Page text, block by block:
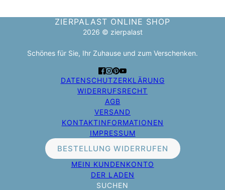
ZIERPALAST ONLINE SHOP
2026 © zierpalast
Schönes für Sie, Ihr Zuhause und zum Verschenken.
DATENSCHUTZERKLÄRUNG
WIDERRUFSRECHT
AGB
VERSAND
KONTAKTINFORMATIONEN
IMPRESSUM
BESTELLUNG WIDERRUFEN
MEIN KUNDENKONTO
DER LADEN
SUCHEN